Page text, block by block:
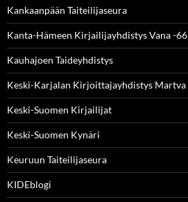
Kankaanpään Taiteilijaseura
Kanta-Hämeen Kirjailijayhdistys Vana -66
Kauhajoen Taideyhdistys
Keski-Karjalan Kirjoittajayhdistys Martva
Keski-Suomen Kirjailijat
Keski-Suomen Kynäri
Keuruun Taiteilijaseura
KIDEblogi